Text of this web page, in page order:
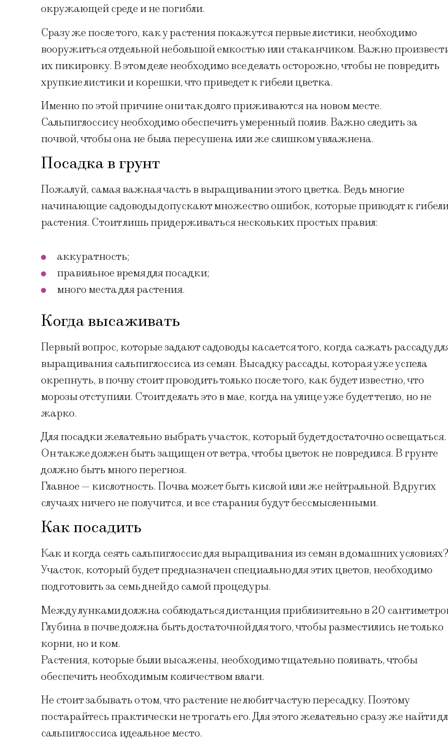
окружающей среде и не погибли.
Сразу же после того, как у растения покажутся первые листики, необходимо
вооружиться отдельной небольшой емкостью или стаканчиком. Важно
их пикировку. В этом деле необходимо все делать осторожно, чтобы не повредить
хрупкие листики и корешки, что приведет к гибели цветка.
Именно по этой причине они так долго приживаются на новом месте.
Сальпиглоссису необходимо обеспечить умеренный полив. Важно следить за
почвой, чтобы она не была пересушена или же слишком увлажнена.
Посадка в грунт
Пожалуй, самая важная часть в выращивании этого цветка. Ведь многие
начинающие садоводы допускают множество ошибок, которые приводят к
растения. Стоит лишь придерживаться нескольких простых правил:
аккуратность;
правильное время для посадки;
много места для растения.
Когда высаживать
Первый вопрос, которые задают садоводы касается того, когда сажать рассаду
выращивания сальпиглоссиса из семян. Высадку рассады, которая уже успела
окрепнуть, в почву стоит проводить только после того, как будет известно, что
морозы отступили. Стоит делать это в мае, когда на улице уже будет тепло, но не
жарко.
Для посадки желательно выбрать участок, который будет достаточно освещаться.
Он также должен быть защищен от ветра, чтобы цветок не повредился. В грунте
должно быть много перегноя.
Главное — кислотность. Почва может быть кислой или же нейтральной. В других
случаях ничего не получится, и все старания будут бессмысленными.
Как посадить
Как и когда сеять сальпиглоссис для выращивания из семян в домашних условиях?
Участок, который будет предназначен специально для этих цветов, необходимо
подготовить за семь дней до самой процедуры.
Между лунками должна соблюдаться дистанция приблизительно в 20
Глубина в почве должна быть достаточной для того, чтобы разместились не только
корни, но и ком.
Растения, которые были высажены, необходимо тщательно поливать, чтобы
обеспечить необходимым количеством влаги.
Не стоит забывать о том, что растение не любит частую пересадку. Поэтому
постарайтесь практически не трогать его. Для этого желательно сразу же найти
сальпиглоссиса идеальное место.